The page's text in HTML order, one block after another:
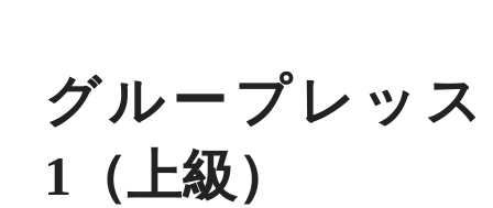
グループレッ
1（上級）